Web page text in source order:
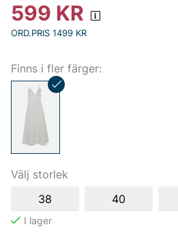
599 KR
ORD.PRIS 1499 KR
Finns i fler färger:
Välj storlek
38
40